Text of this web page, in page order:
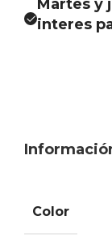
Martes y
interes
Color